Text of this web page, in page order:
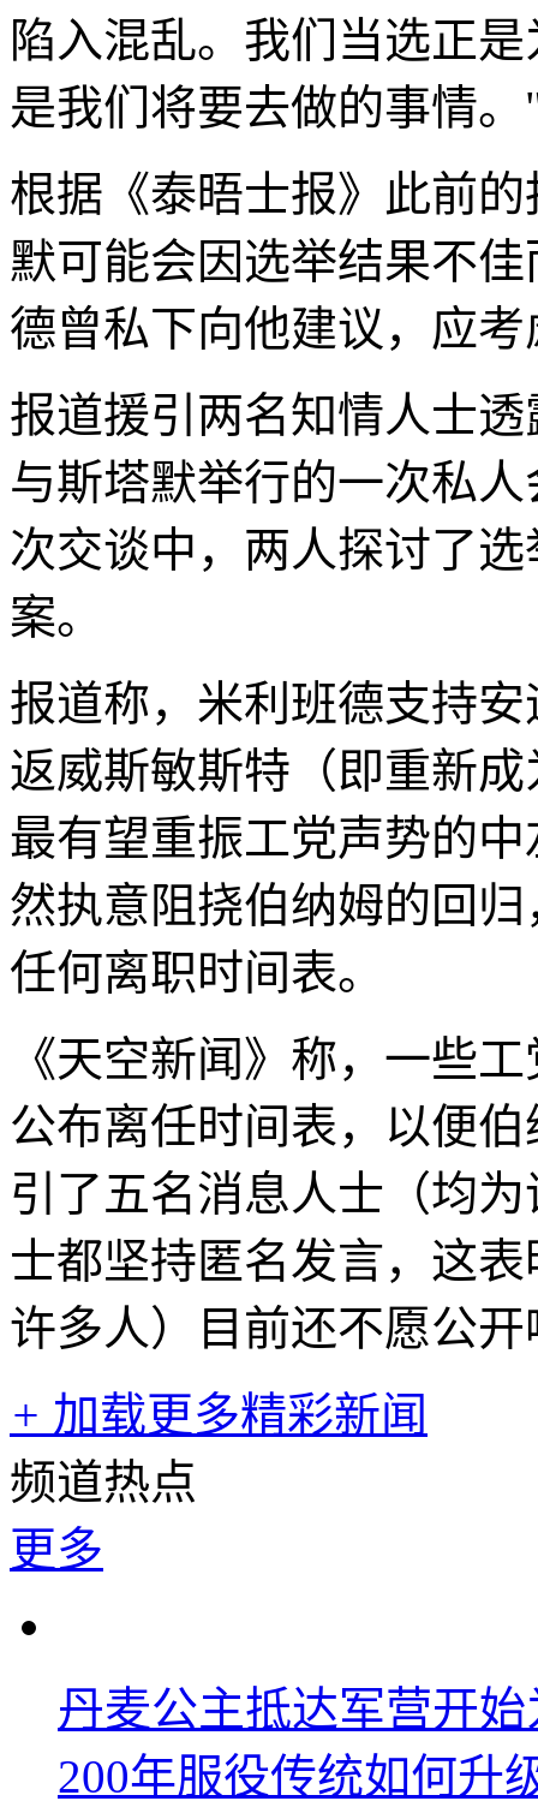
陷入混乱。我们当选正
是我们将要去做的事情。
根据《泰晤士报》此前
默可能会因选举结果不
德曾私下向他建议，应
报道援引两名知情人士
与斯塔默举行的一次私
次交谈中，两人探讨了
案。
报道称，米利班德支持安
返威斯敏斯特（即重新
最有望重振工党声势的
然执意阻挠伯纳姆的回
任何离职时间表。
《天空新闻》称，一些
公布离任时间表，以便
引了五名消息人士（均
士都坚持匿名发言，这
许多人）目前还不愿公
+ 加载更多精彩新闻
频道热点
更多
丹麦公主抵达军营开
200年服役传统如何升